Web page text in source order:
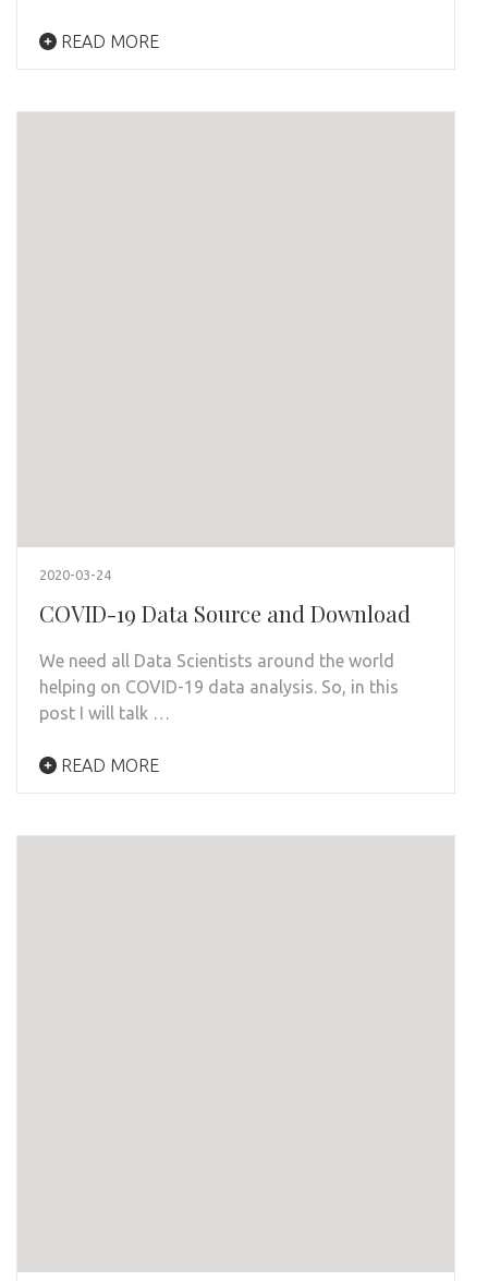
READ MORE
2020-03-24
COVID-19 Data Source and Download
We need all Data Scientists around the world
helping on COVID-19 data analysis. So, in this
post I will talk …
READ MORE